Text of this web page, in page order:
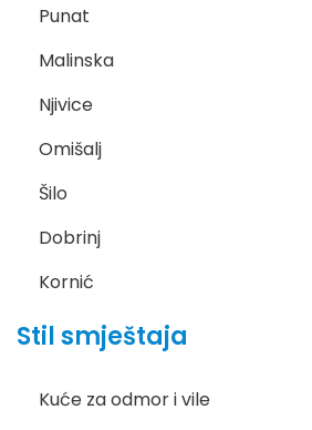
Punat
Malinska
Njivice
Omišalj
Šilo
Dobrinj
Kornić
Stil smještaja
Kuće za odmor i vile